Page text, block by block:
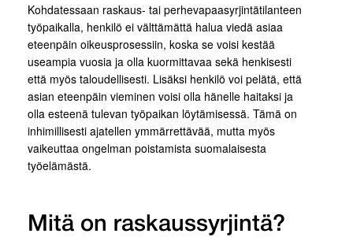
Kohdatessaan raskaus- tai perhevapaasyrjintätilanteen
työpaikalla, henkilö ei välttämättä halua viedä asiaa
eteenpäin oikeusprosessiin, koska se voisi kestää
useampia vuosia ja olla kuormittavaa sekä henkisesti
että myös taloudellisesti. Lisäksi henkilö voi pelätä, että
asian eteenpäin vieminen voisi olla hänelle haitaksi ja
olla esteenä tulevan työpaikan löytämisessä. Tämä on
inhimillisesti ajatellen ymmärrettävää, mutta myös
vaikeuttaa ongelman poistamista suomalaisesta
työelämästä.
Mitä on raskaussyrjintä?